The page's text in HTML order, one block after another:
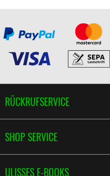
RÜCKRUFSERVICE
SHOP SERVICE
ULISSES E-BOOKS